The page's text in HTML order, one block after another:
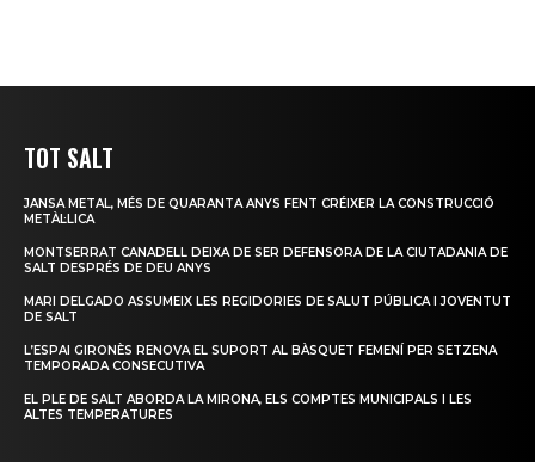
TOT SALT
JANSA METAL, MÉS DE QUARANTA ANYS FENT CRÉIXER LA CONSTRUCCIÓ
METÀL·LICA
MONTSERRAT CANADELL DEIXA DE SER DEFENSORA DE LA CIUTADANIA DE
SALT DESPRÉS DE DEU ANYS
MARI DELGADO ASSUMEIX LES REGIDORIES DE SALUT PÚBLICA I JOVENTUT
DE SALT
L’ESPAI GIRONÈS RENOVA EL SUPORT AL BÀSQUET FEMENÍ PER SETZENA
TEMPORADA CONSECUTIVA
EL PLE DE SALT ABORDA LA MIRONA, ELS COMPTES MUNICIPALS I LES
ALTES TEMPERATURES